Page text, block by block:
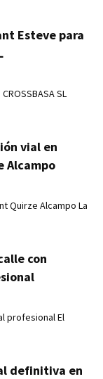
Esteve para
SL
vial en
Alcampo
Quirze Alcampo La
con
profesional El
definitiva en